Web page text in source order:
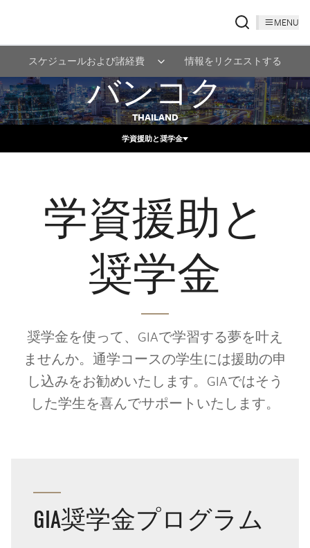
MENU
スケジュールおよび諸経費 情報をリクエストする
バンコク
THAILAND
学資援助と奨学金
学資援助と
奨学金
奨学金を使って、GIAで学習する夢を叶え
ませんか。通学コースの学生には援助の申
し込みをお勧めいたします。GIAではそう
した学生を喜んでサポートいたします。
GIA奨学金プログラム